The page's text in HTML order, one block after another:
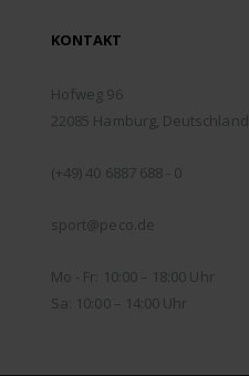
KONTAKT
Hofweg 96
22085 Hamburg, Deutschland
(+49) 40 6887 688 - 0
sport@peco.de
Mo - Fr: 10:00 – 18:00 Uhr
Sa: 10:00 – 14:00 Uhr